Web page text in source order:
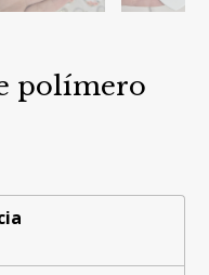
polímero